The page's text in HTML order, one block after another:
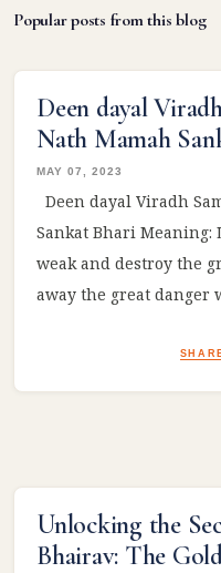
Popular posts from this blog
Deen dayal
Nath Mamah
MAY 07, 2023
Deen dayal Viradh
Sankat Bhari Meaning:
weak and destroy the
away the great danger
Unlocking the
Bhairav: The